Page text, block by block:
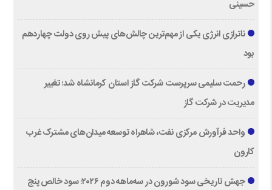
حسینی
ناترازی انرژی یکی از مهم‌ترین چالش‌های پیش روی دولت چهاردهم
بود
رحمت سلیمی سرپرست شرکت گاز استان کرمانشاه شد؛ تغییر
مدیریت در شرکت گاز
واحد فرآورش مرکزی نفت، شاهراه توسعه میدان‌های مشترک غرب
کارون
جهش تاریخی سود شورون در سه‌ماهه دوم ۲۰۲۶؛ سود خالص پنج